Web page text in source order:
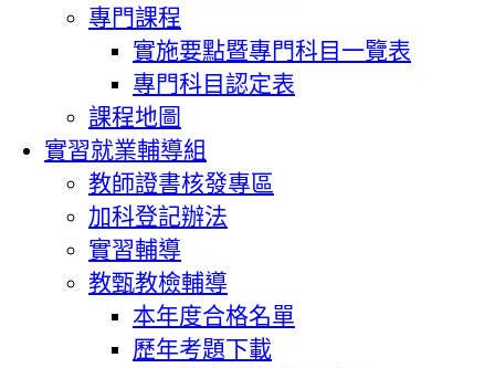
專門課程
實施要點暨專門科目一覽表
專門科目認定表
課程地圖
實習就業輔導組
教師證書核發專區
加科登記辦法
實習輔導
教甄教檢輔導
本年度合格名單
歷年考題下載